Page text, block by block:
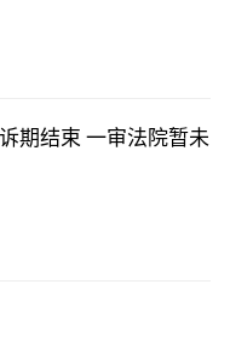
期结束 一审法院暂未